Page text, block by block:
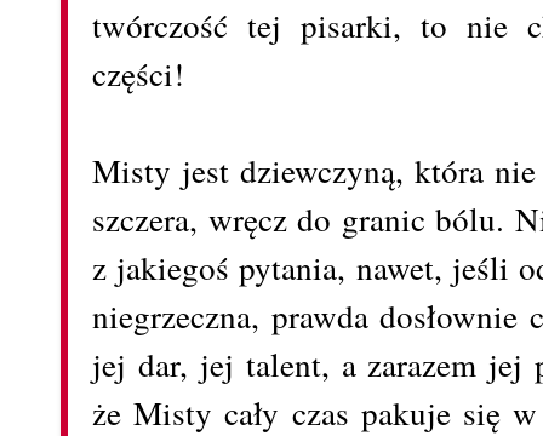
twórczość tej pisarki, to nie
części!
Misty jest dziewczyną, która
szczera, wręcz do granic bólu.
z jakiegoś pytania, nawet, jeśli
niegrzeczna, prawda
jej dar, jej talent, a zarazem jej
że Misty cały czas pakuje się